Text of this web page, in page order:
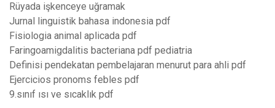
Rüyada işkenceye uğramak
Jurnal linguistik bahasa indonesia pdf
Fisiologia animal aplicada pdf
Faringoamigdalitis bacteriana pdf pediatria
Definisi pendekatan pembelajaran menurut para ahli pdf
Ejercicios pronoms febles pdf
9.sınıf ısı ve sıcaklık pdf